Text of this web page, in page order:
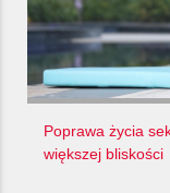
Poprawa życia
większej bliskości